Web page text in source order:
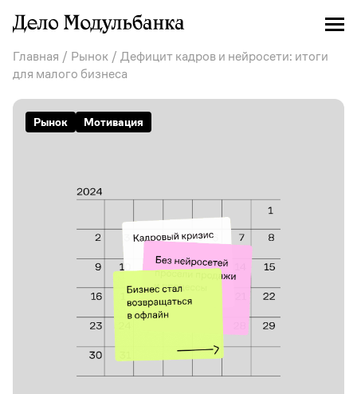
Главная / Рынок / Дефицит кадров и нейросети: итоги
для малого бизнеса
Рынок Мотивация